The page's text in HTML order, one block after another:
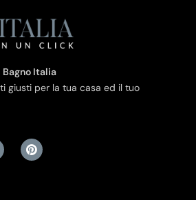
Italia
giusti per la tua casa ed il tuo